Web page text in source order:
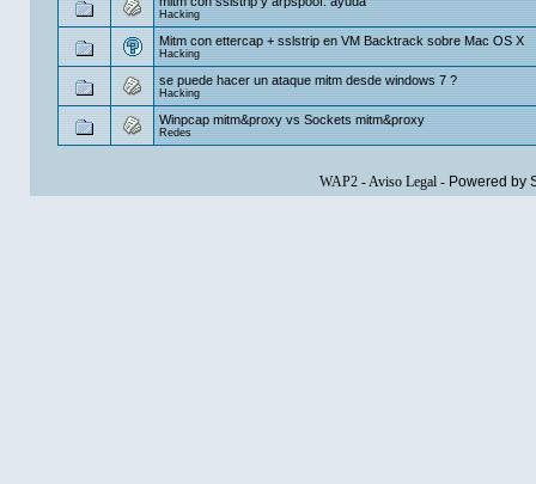
Hacking
Mitm con ettercap + sslstrip en VM Backtrack sobre Mac OS X
Hacking
se puede hacer un ataque mitm desde windows 7 ?
Hacking
Winpcap mitm&proxy vs Sockets mitm&proxy
Redes
WAP2-Aviso Legal- Powered by